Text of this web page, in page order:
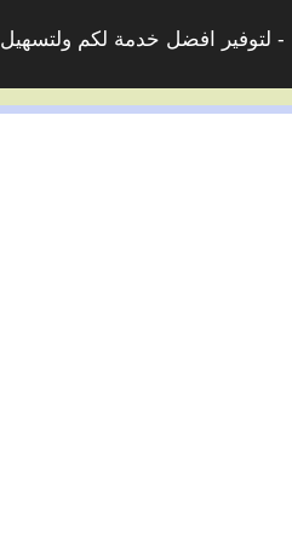
لتوفير افضل خدمة لكم